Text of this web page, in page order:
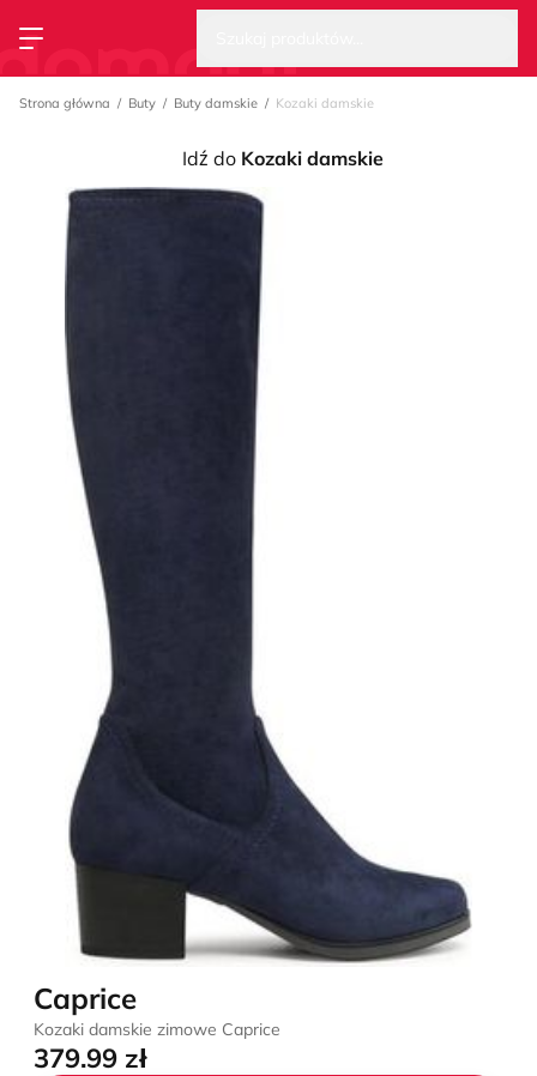
Przełącz menu
Strona główna Buty Buty damskie Kozaki damskie
Idź do Kozaki damskie
Caprice
Kozaki damskie zimowe Caprice
379.99 zł